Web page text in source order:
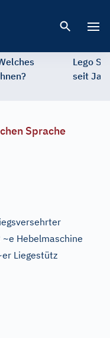
Lego
seit
Sprache
~e Hebelmaschine
Liegestütz